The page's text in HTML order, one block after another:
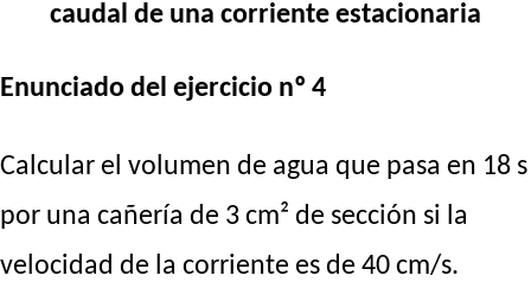
caudal de una corriente estacionaria
Enunciado del ejercicio nº 4
Calcular el volumen de agua que pasa en 18 s
por una cañería de 3 cm² de sección si la
velocidad de la corriente es de 40 cm/s.